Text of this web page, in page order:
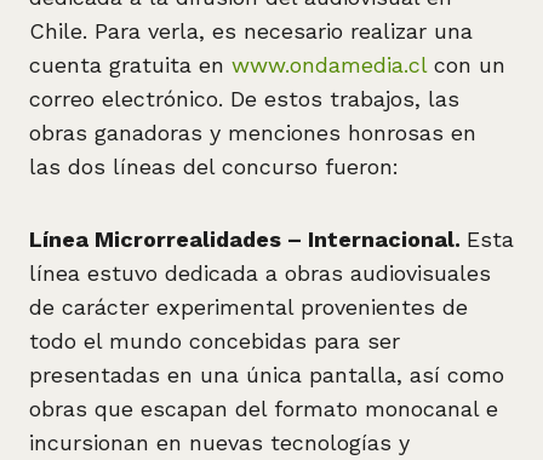
Chile. Para verla, es necesario realizar una
cuenta gratuita en www.ondamedia.clcon un
correo electrónico. De estos trabajos, las
obras ganadoras y menciones honrosas en
las dos líneas del concurso fueron:
Línea Microrrealidades – Internacional. Esta
línea estuvo dedicada a obras audiovisuales
de carácter experimental provenientes de
todo el mundo concebidas para ser
presentadas en una única pantalla, así como
obras que escapan del formato monocanal e
incursionan en nuevas tecnologías y